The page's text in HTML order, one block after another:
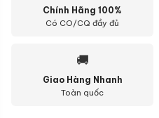
Chính Hãng 100%
Có CO/CQ đầy đủ
🚚
Giao Hàng Nhanh
Toàn quốc